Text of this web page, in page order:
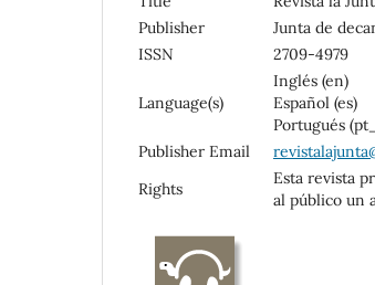
Publisher
Junta de
ISSN
2709-4979
Language(s)
Inglés (en)
Español (es)
Portugués
Publisher Email
Rights
Esta revista
al público un